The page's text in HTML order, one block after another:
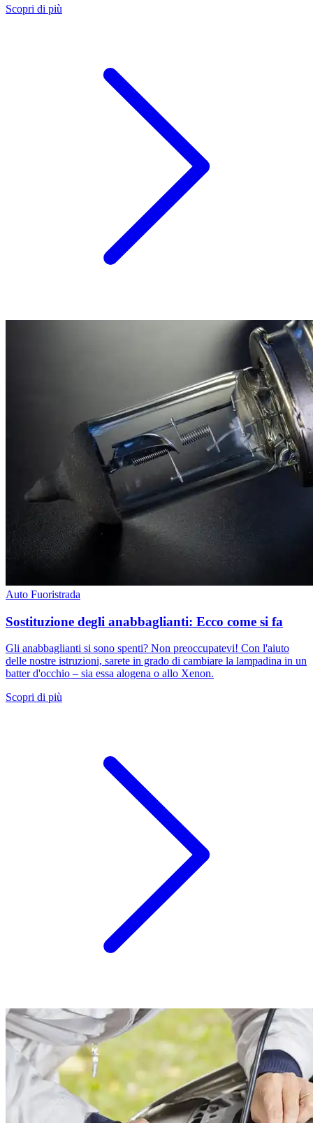
Scopri di più
Auto Fuoristrada
Sostituzione degli anabbaglianti: Ecco come si fa
Gli anabbaglianti si sono spenti? Non preoccupatevi! Con l'aiuto
delle nostre istruzioni, sarete in grado di cambiare la lampadina in un
batter d'occhio – sia essa alogena o allo Xenon.
Scopri di più